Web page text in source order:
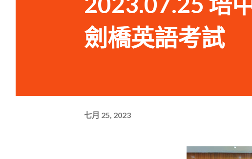
劍橋英語考試
七月 25, 2023